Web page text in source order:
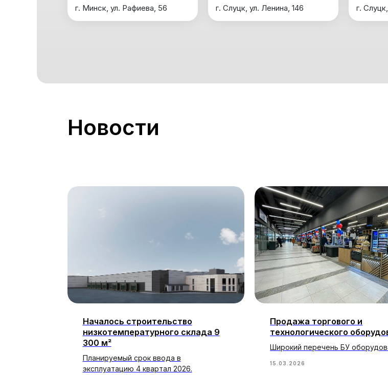
г. Минск, ул. Рафиева, 56 г. Слуцк, ул. Ленина, 146 г.
Новости
Началось строительство
низкотемпературного склада 9
300 м²
Планируемый срок ввода в
эксплуатацию 4 квартал 2026.
Продажа торгового и
технологического
Широкий перечень БУ
15.03.2026